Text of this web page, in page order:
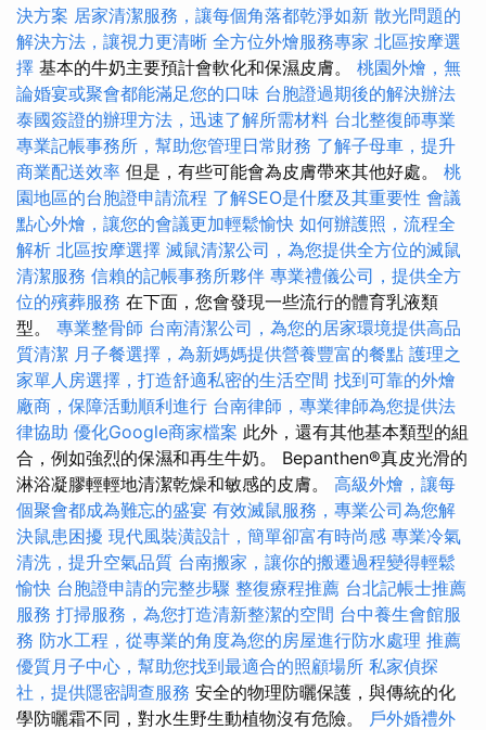
決方案 居家清潔服務，讓每個角落都乾淨如新 散光問題的
解決方法，讓視力更清晰 全方位外燴服務專家 北區按摩選
擇 基本的牛奶主要預計會軟化和保濕皮膚。 桃園外燴，無
論婚宴或聚會都能滿足您的口味 台胞證過期後的解決辦法
泰國簽證的辦理方法，迅速了解所需材料 台北整復師專業
專業記帳事務所，幫助您管理日常財務 了解子母車，提升
商業配送效率 但是，有些可能會為皮膚帶來其他好處。 桃
園地區的台胞證申請流程 了解SEO是什麼及其重要性 會議
點心外燴，讓您的會議更加輕鬆愉快 如何辦護照，流程全
解析 北區按摩選擇 滅鼠清潔公司，為您提供全方位的滅鼠
清潔服務 信賴的記帳事務所夥伴 專業禮儀公司，提供全方
位的殯葬服務 在下面，您會發現一些流行的體育乳液類
型。 專業整骨師 台南清潔公司，為您的居家環境提供高品
質清潔 月子餐選擇，為新媽媽提供營養豐富的餐點 護理之
家單人房選擇，打造舒適私密的生活空間 找到可靠的外燴
廠商，保障活動順利進行 台南律師，專業律師為您提供法
律協助 優化Google商家檔案 此外，還有其他基本類型的組
合，例如強烈的保濕和再生牛奶。 Bepanthen®真皮光滑的
淋浴凝膠輕輕地清潔乾燥和敏感的皮膚。 高級外燴，讓每
個聚會都成為難忘的盛宴 有效滅鼠服務，專業公司為您解
決鼠患困擾 現代風裝潢設計，簡單卻富有時尚感 專業冷氣
清洗，提升空氣品質 台南搬家，讓你的搬遷過程變得輕鬆
愉快 台胞證申請的完整步驟 整復療程推薦 台北記帳士推薦
服務 打掃服務，為您打造清新整潔的空間 台中養生會館服
務 防水工程，從專業的角度為您的房屋進行防水處理 推薦
優質月子中心，幫助您找到最適合的照顧場所 私家偵探
社，提供隱密調查服務 安全的物理防曬保護，與傳統的化
學防曬霜不同，對水生野生動植物沒有危險。 戶外婚禮外